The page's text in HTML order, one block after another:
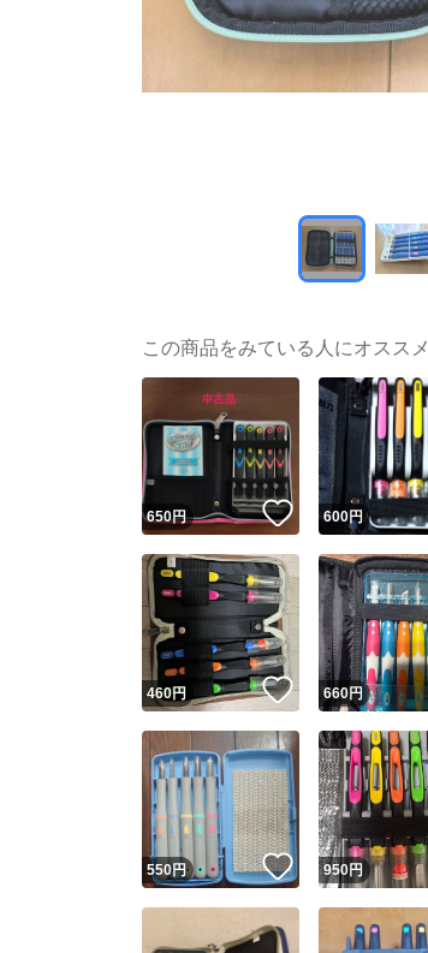
この商品をみている人にオススメ
650円 いいね！
600円
460円 いいね！
660円
550円 いいね！
950円